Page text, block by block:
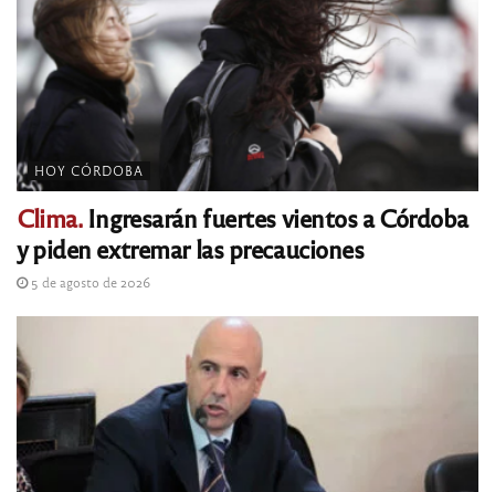
HOY CÓRDOBA
Clima.Ingresarán fuertes vientos a Córdoba
y piden extremar las precauciones
5 de agosto de 2026